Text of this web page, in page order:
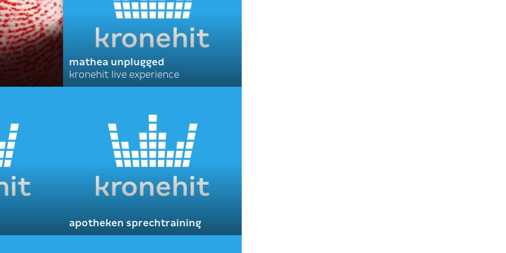
mathea unplugged
kronehit live experience
apotheken sprechtraining